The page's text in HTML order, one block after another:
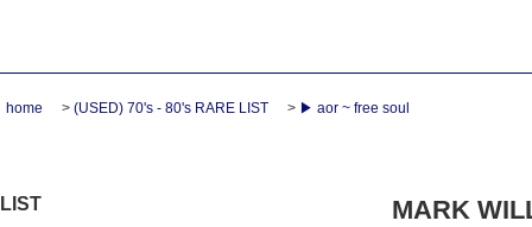
home > (USED) 70's - 80's RARE LIST > ▶ aor ~ free soul
LIST MARK